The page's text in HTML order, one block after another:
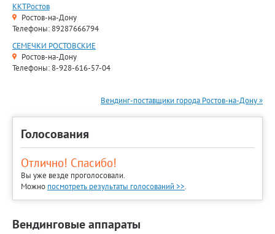
ККТРостов
Ростов-на-Дону
Телефоны: 89287666794
СЕМЕЧКИ РОСТОВСКИЕ
Ростов-на-Дону
Телефоны: 8-928-616-57-04
Вендинг-поставщики города Ростов-на-Дону »
Голосования
Отлично! Спасибо!
Вы уже везде проголосовали.
Можно посмотреть результаты голосований >>.
Вендинговые аппараты